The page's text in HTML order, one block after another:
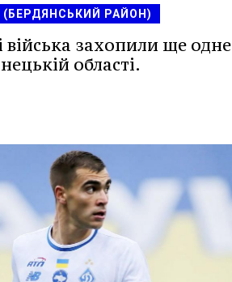
(БЕРДЯНСЬКИЙ РАЙОН)
війська захопили ще одне
області.